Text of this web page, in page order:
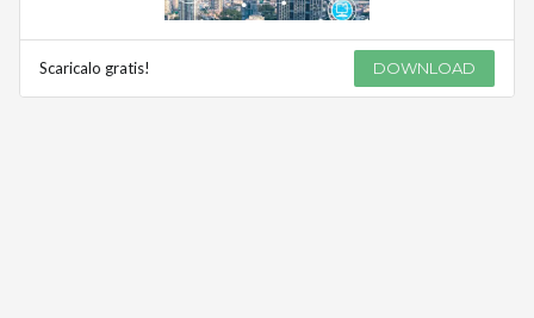
Scaricalo gratis! DOWNLOAD